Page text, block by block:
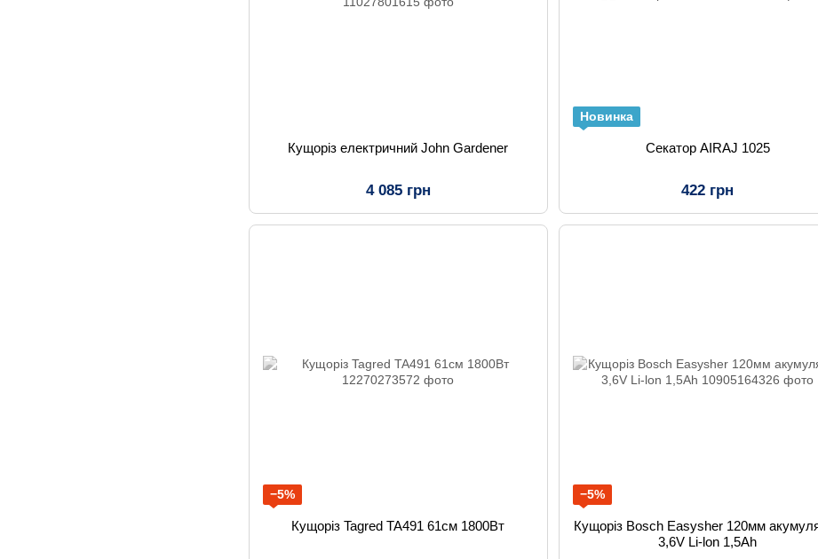
Кущоріз електричний John Gardener
4 085 грн
Новинка
Секатор AIRAJ 1025
422 грн
−5%
Кущоріз Tagred TA491 61см 1800Вт
−5%
Кущоріз Bosch Easysher 120мм
3,6V Li-lon 1,5Ah